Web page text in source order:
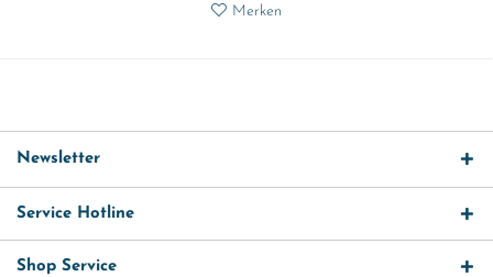
Merken
Newsletter
Service Hotline
Shop Service